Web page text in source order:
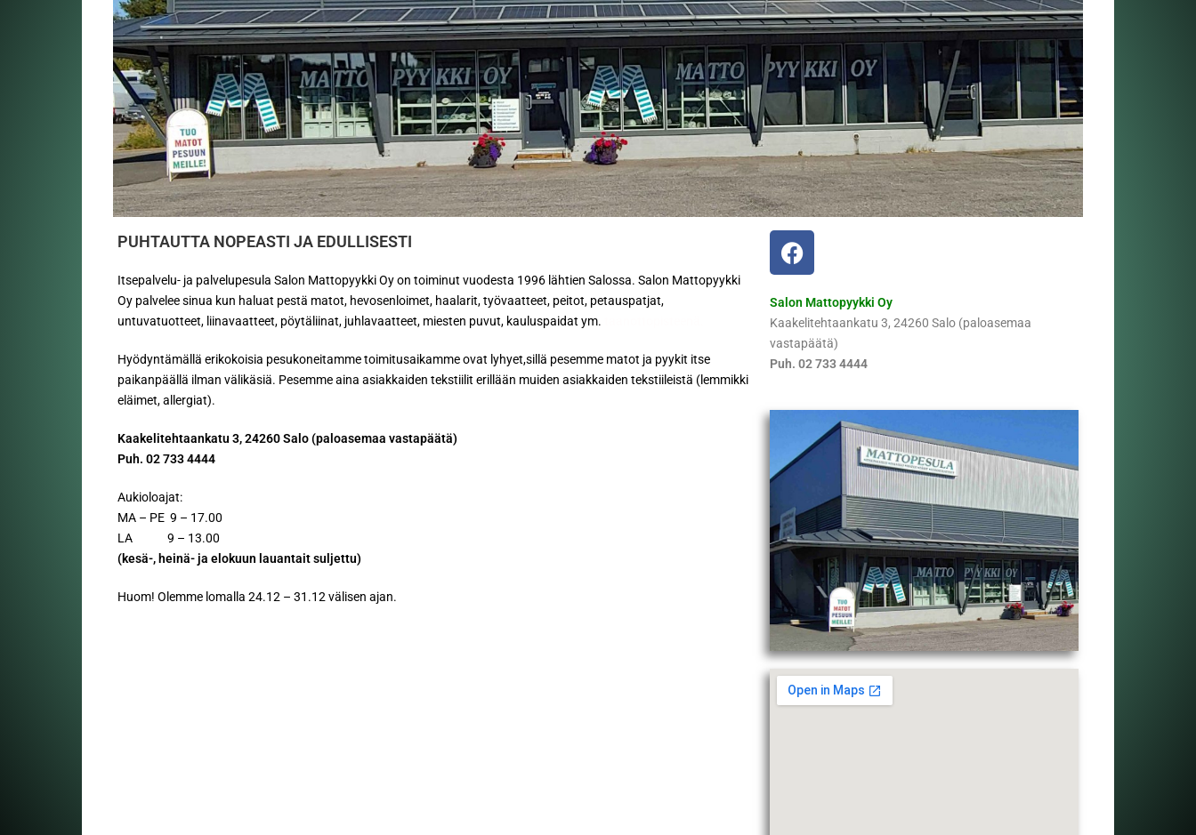
PUHTAUTTA NOPEASTI JA EDULLISESTI
Itsepalvelu- ja palvelupesula Salon Mattopyykki Oy on toiminut vuodesta 1996 lähtien Salossa. Salon Mattopyykki
Oy palvelee sinua kun haluat pestä matot, hevosenloimet, haalarit, työvaatteet, peitot, petauspatjat,
untuvatuotteet, liinavaatteet, pöytäliinat, juhlavaatteet, miesten puvut, kauluspaidat ym.
Hyödyntämällä erikokoisia pesukoneitamme toimitusaikamme ovat lyhyet,sillä pesemme matot ja pyykit itse
paikanpäällä ilman välikäsiä. Pesemme aina asiakkaiden tekstiilit erillään muiden asiakkaiden tekstiileistä (lemmikki
eläimet, allergiat).
Kaakelitehtaankatu 3, 24260 Salo (paloasemaa vastapäätä)
Puh. 02 733 4444
Aukioloajat:
MA – PE 9 – 17.00
LA 9 – 13.00
(kesä-, heinä- ja elokuun lauantait suljettu)
Huom! Olemme lomalla 24.12 – 31.12 välisen ajan.
Salon Mattopyykki Oy
Kaakelitehtaankatu 3, 24260 Salo (paloasemaa
vastapäätä)
Puh. 02 733 4444